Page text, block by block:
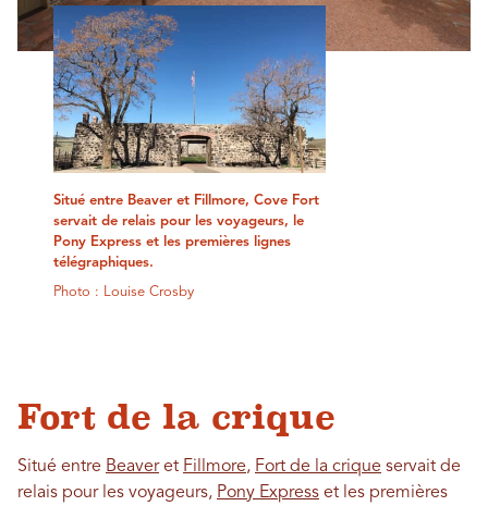
Situé entre Beaver et Fillmore, Cove Fort
servait de relais pour les voyageurs, le
Pony Express et les premières lignes
télégraphiques.
Photo : Louise Crosby
Fort de la crique
Situé entre Beaveret Fillmore, Fort de la crique servait de
relais pour les voyageurs, Pony Express et les premières